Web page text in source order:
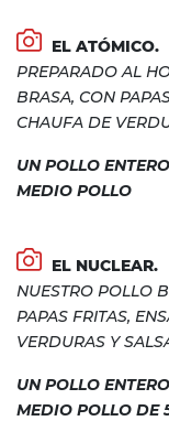
EL ATÓMICO.
PREPARADO AL
BRASA, CON
CHAUFA DE
UN POLLO ENTERO
MEDIO POLLO
EL NUCLEAR.
NUESTRO POLLO
PAPAS FRITAS,
VERDURAS Y
UN POLLO
MEDIO POLLO DE